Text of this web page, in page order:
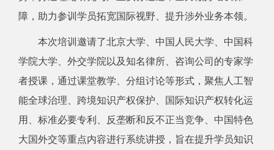
障，助力参训学员拓宽国际视野、提升涉外业务本领。
本次培训邀请了北京大学、中国人民大学、中国科
学院大学、外交学院以及知名律所、咨询公司的专家学
者授课，通过课堂教学、分组讨论等形式，聚焦人工智
能全球治理、跨境知识产权保护、国际知识产权转化运
用、标准必要专利、反垄断和反不正当竞争、中国特色
大国外交等重点内容进行系统讲授，旨在提升学员知识